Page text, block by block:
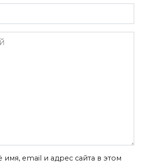
имя, email и адрес сайта в этом